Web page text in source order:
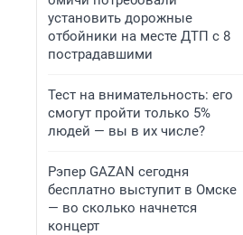
установить дорожные
отбойники на месте ДТП с 8
пострадавшими
Тест на внимательность: его
смогут пройти только 5%
людей — вы в их числе?
Рэпер GAZAN сегодня
бесплатно выступит в Омске
— во сколько начнется
концерт